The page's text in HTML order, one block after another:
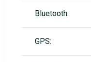
Bluetooth:
GPS: